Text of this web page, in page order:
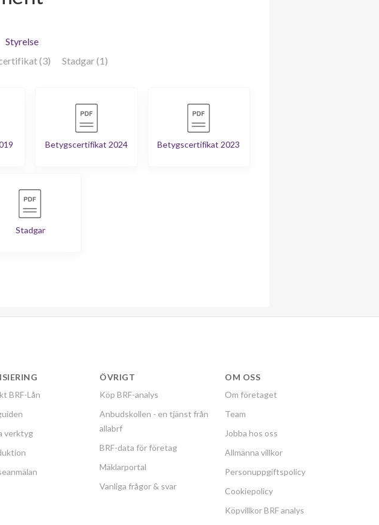
Styrelse
(3) Stadgar (1)
Betygscertifikat 2024 Betygscertifikat 2023
Stadgar
BRF-Lån
verktyg
ÖVRIGT
Köp BRF-analys
Anbudskollen - en tjänst från
allabrf
BRF-data för företag
Mäklarportal
Vanliga frågor & svar
OM OSS
Om företaget
Team
Jobba hos oss
Allmänna villkor
Personuppgiftspolicy
Cookiepolicy
Köpvillkor BRF analys